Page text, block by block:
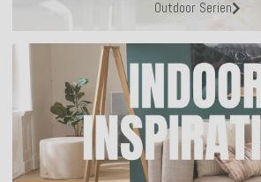
Outdoor Serien